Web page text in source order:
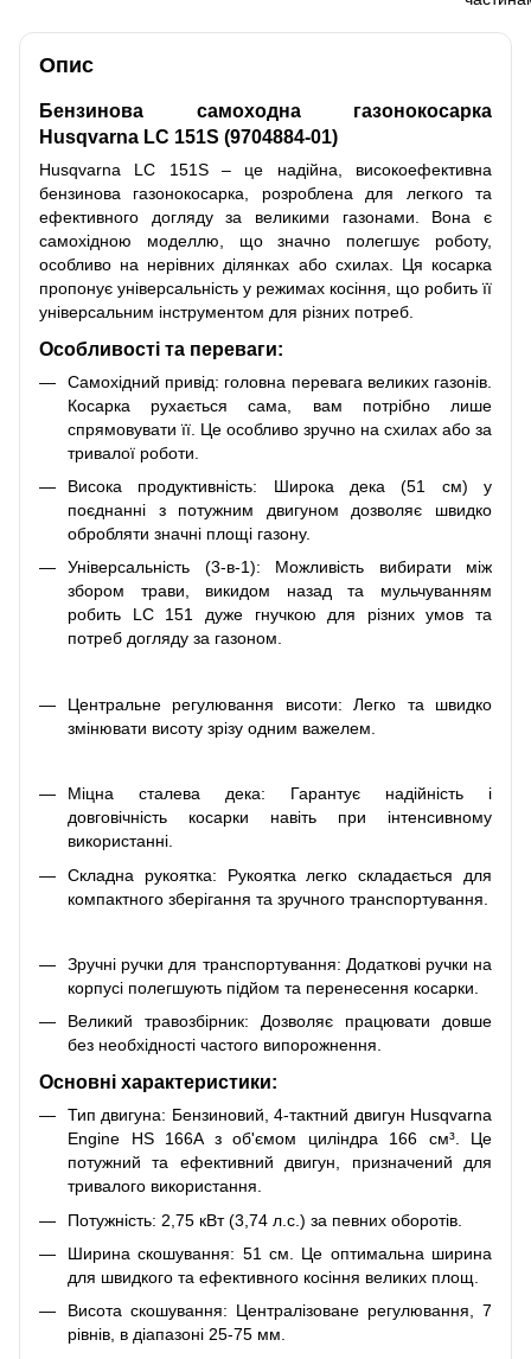
Опис
Бензинова самоходна газонокосарка
Husqvarna LC 151S (9704884-01)
Husqvarna LC 151S – це надійна, високоефективна
бензинова газонокосарка, розроблена для легкого та
ефективного догляду за великими газонами. Вона є
самохідною моделлю, що значно полегшує роботу,
особливо на нерівних ділянках або схилах. Ця косарка
пропонує універсальність у режимах косіння, що робить її
універсальним інструментом для різних потреб.
Особливості та переваги:
Самохідний привід: головна перевага великих газонів.
Косарка рухається сама, вам потрібно лише
спрямовувати її. Це особливо зручно на схилах або за
тривалої роботи.
Висока продуктивність: Широка дека (51 см) у
поєднанні з потужним двигуном дозволяє швидко
обробляти значні площі газону.
Універсальність (3-в-1): Можливість вибирати між
збором трави, викидом назад та мульчуванням
робить LC 151 дуже гнучкою для різних умов та
потреб догляду за газоном.
Центральне регулювання висоти: Легко та швидко
змінювати висоту зрізу одним важелем.
Міцна сталева дека: Гарантує надійність і
довговічність косарки навіть при інтенсивному
використанні.
Складна рукоятка: Рукоятка легко складається для
компактного зберігання та зручного транспортування.
Зручні ручки для транспортування: Додаткові ручки на
корпусі полегшують підйом та перенесення косарки.
Великий травозбірник: Дозволяє працювати довше
без необхідності частого випорожнення.
Основні характеристики:
Тип двигуна: Бензиновий, 4-тактний двигун Husqvarna
Engine HS 166A з об'ємом циліндра 166 см³. Це
потужний та ефективний двигун, призначений для
тривалого використання.
Потужність: 2,75 кВт (3,74 л.с.) за певних оборотів.
Ширина скошування: 51 см. Це оптимальна ширина
для швидкого та ефективного косіння великих площ.
Висота скошування: Централізоване регулювання, 7
рівнів, в діапазоні 25-75 мм.